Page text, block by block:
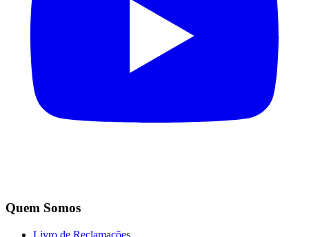
Quem Somos
Livro de Reclamações